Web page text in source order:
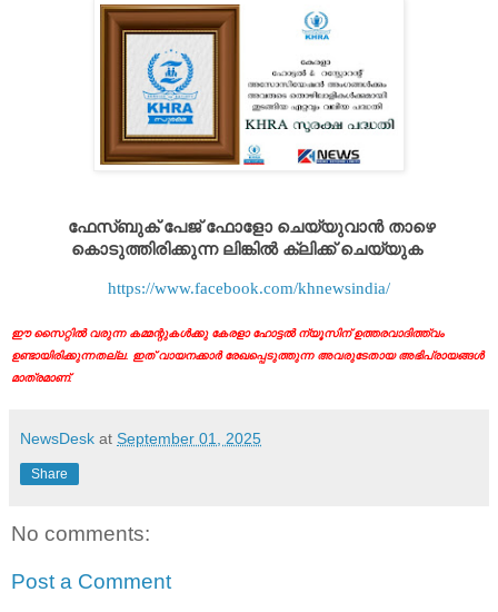
ഫേസ്ബുക് പേജ് ഫോളോ ചെയ്യുവാൻ താഴെ
കൊടുത്തിരിക്കുന്ന ലിങ്കിൽ ക്ലിക്ക് ചെയ്യുക
https://www.facebook.com/khnewsindia/
ഈ സൈറ്റിൽ വരുന്ന കമ്മന്റുകൾക്കു കേരളാ ഹോട്ടൽ ന്യൂസിന് ഉത്തരവാദിത്ത്വം
ഉണ്ടായിരിക്കുന്നതല്ല. ഇത് വായനക്കാർ രേഖപ്പെടുത്തുന്ന അവരുടേതായ അഭിപ്രായങ്ങൾ
മാത്രമാണ്.
NewsDesk at September 01, 2025
Share
No comments:
Post a Comment